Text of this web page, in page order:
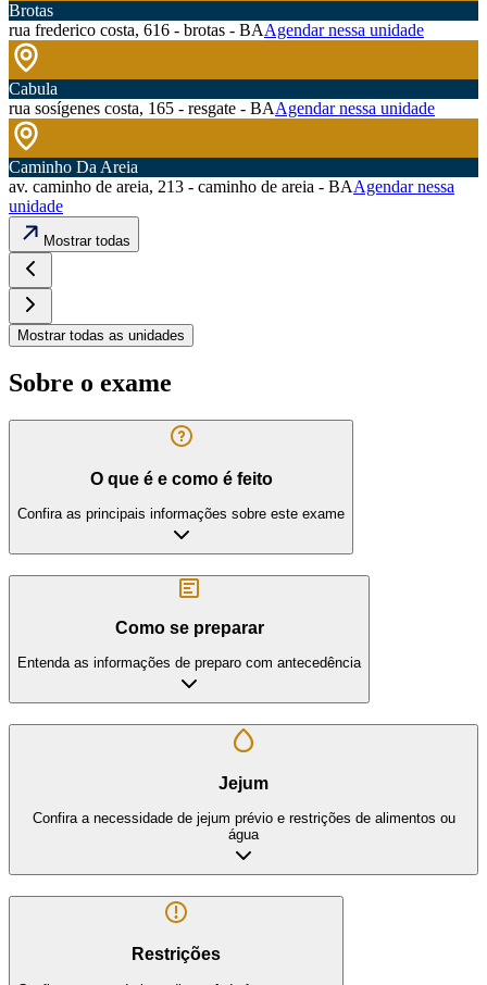
Brotas
rua frederico costa, 616 - brotas - BAAgendar nessa unidade
Cabula
rua sosígenes costa, 165 - resgate - BAAgendar nessa unidade
Caminho Da Areia
av. caminho de areia, 213 - caminho de areia - BAAgendar nessa
unidade
Mostrar todas
Mostrar todas as unidades
Sobre o exame
O que é e como é feito
Confira as principais informações sobre este exame
Como se preparar
Entenda as informações de preparo com antecedência
Jejum
Confira a necessidade de jejum prévio e restrições de alimentos ou
água
Restrições